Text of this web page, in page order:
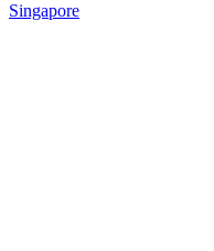
Singapore